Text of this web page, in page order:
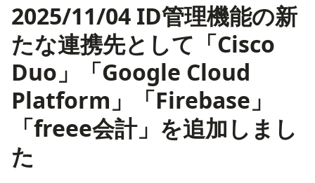
2025/11/04 ID管理機能の新
たな連携先として「Cisco
Duo」「Google Cloud
Platform」「Firebase」
「freee会計」を追加しまし
た